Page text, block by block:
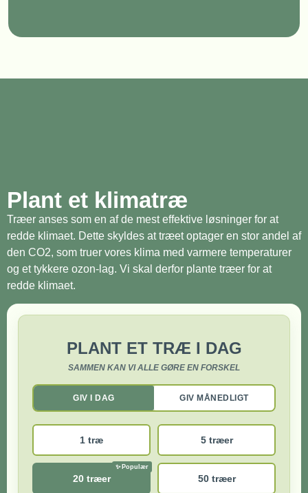
Plant et klimatræ
Træer anses som en af de mest effektive løsninger for at
redde klimaet. Dette skyldes at træet optager en stor andel af
den CO2, som truer vores klima med varmere temperaturer
og et tykkere ozon-lag. Vi skal derfor plante træer for at
redde klimaet.
PLANT ET TRÆ I DAG
SAMMEN KAN VI ALLE GØRE EN FORSKEL
GIV I DAG GIV MÅNEDLIGT
1 træ 5 træer
20 træer 50 træer